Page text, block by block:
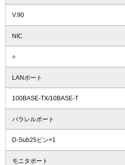
V.90
NIC
○
LANポート
100BASE-TX/10BASE-T
パラレルポート
D-Sub25ピン×1
モニタポート